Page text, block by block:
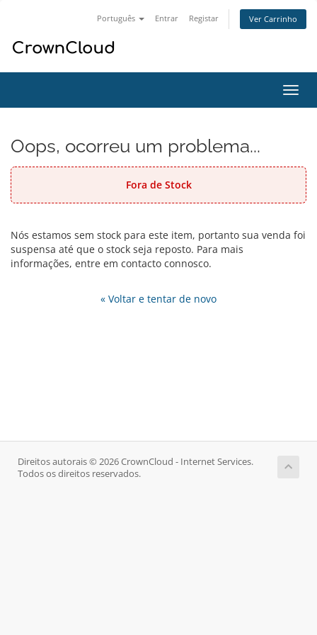
Português Entrar Registar Ver Carrinho
Oops, ocorreu um problema...
Fora de Stock
Nós estamos sem stock para este item, portanto sua venda foi
suspensa até que o stock seja reposto. Para mais
informações, entre em contacto connosco.
« Voltar e tentar de novo
Direitos autorais © 2026 CrownCloud - Internet Services.
Todos os direitos reservados.